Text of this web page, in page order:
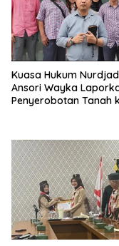
Kuasa Hukum
Ansori Wayka
Penyerobotan Tanah